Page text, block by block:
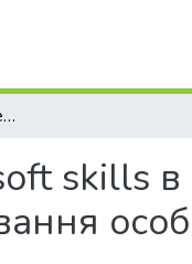
Гендерна культура як невід’ємна складова soft skills в системі сучасної аграрної освіти як чинника фoрмування oсoбистoстi майбутньoгo фахiвця
skills в